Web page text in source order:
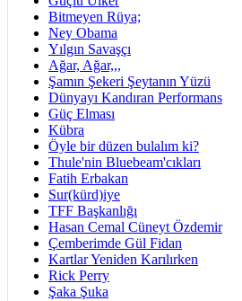
Bitmeyen Rüya;
Ney Obama
Yılgın Savaşçı
Ağar, Ağar,,,
Şamın Şekeri Şeytanın Yüzü
Dünyayı Kandıran Performans
Güç Elması
Kübra
Öyle bir düzen bulalım ki?
Thule'nin Bluebeam'cıkları
Fatih Erbakan
Sur(kürd)iye
TFF Başkanlığı
Hasan Cemal Cüneyt Özdemir
Çemberimde Gül Fidan
Kartlar Yeniden Karılırken
Rick Perry
Şaka Şuka